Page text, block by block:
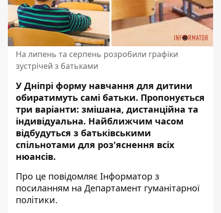
На липень та серпень розробили графіки
зустрічей з батьками
У Дніпрі форму навчання для дитини
обиратимуть самі батьки. Пропонується
три варіанти: змішана, дистанційна та
індивідуальна. Найближчим часом
відбудуться з батьківськими
спільнотами для роз'яснення всіх
нюансів.
Про це повідомляє Інформатор з
посиланням на Департамент гуманітарної
політики.